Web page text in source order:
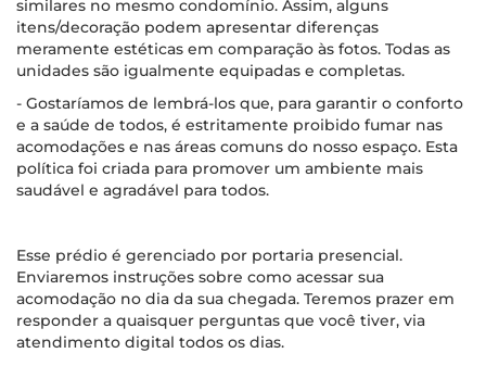
similares no mesmo condomínio. Assim, alguns
itens/decoração podem apresentar diferenças
meramente estéticas em comparação às fotos. Todas as
unidades são igualmente equipadas e completas.
- Gostaríamos de lembrá-los que, para garantir o conforto
e a saúde de todos, é estritamente proibido fumar nas
acomodações e nas áreas comuns do nosso espaço. Esta
política foi criada para promover um ambiente mais
saudável e agradável para todos.
Esse prédio é gerenciado por portaria presencial.
Enviaremos instruções sobre como acessar sua
acomodação no dia da sua chegada. Teremos prazer em
responder a quaisquer perguntas que você tiver, via
atendimento digital todos os dias.